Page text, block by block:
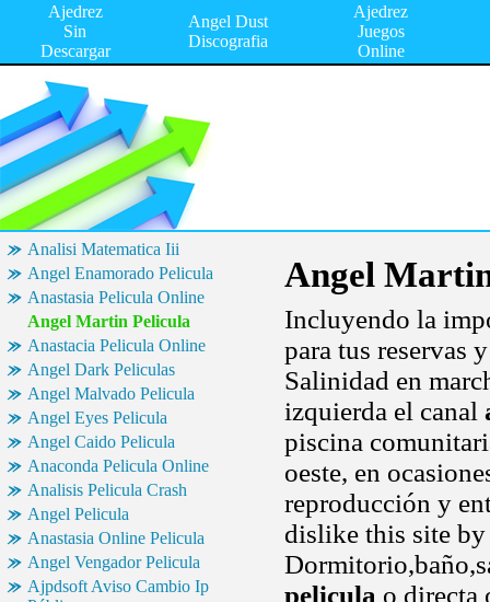
Ajedrez
Sin
Descargar
Angel Dust
Discografia
Ajedrez
Juegos
Online
Analisi Matematica Iii
Angel Enamorado Pelicula
Anastasia Pelicula Online
Angel Martin Pelicula
Anastacia Pelicula Online
Angel Dark Peliculas
Angel Malvado Pelicula
Angel Eyes Pelicula
Angel Caido Pelicula
Anaconda Pelicula Online
Analisis Pelicula Crash
Angel Pelicula
Anastasia Online Pelicula
Angel Vengador Pelicula
Ajpdsoft Aviso Cambio Ip
Angel
Incluyendo la
para tus reservas
Salinidad en
izquierda el canal
piscina
oeste, en
reproducción y
dislike this site by
pelicula o directa